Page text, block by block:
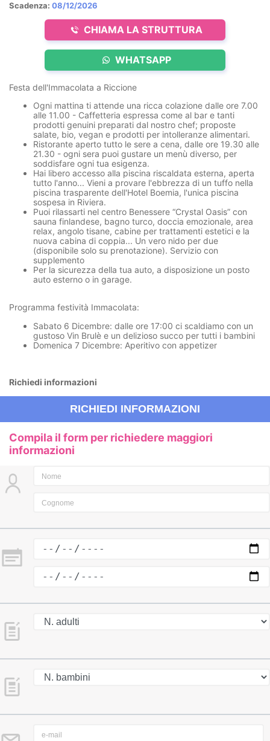
CHIAMA LA STRUTTURA
WHATSAPP
Scadenza: 08/12/2026
Festa dell'Immacolata a Riccione
Ogni mattina ti attende una ricca colazione dalle ore 7.00
alle 11.00 - Caffetteria espressa come al bar e tanti
prodotti genuini preparati dal nostro chef; proposte
salate, bio, vegan e prodotti per intolleranze alimentari.
Ristorante aperto tutto le sere a cena, dalle ore 19.30 alle
21.30 - ogni sera puoi gustare un menù diverso, per
soddisfare ogni tua esigenza.
Hai libero accesso alla piscina riscaldata esterna, aperta
tutto l'anno... Vieni a provare l'ebbrezza di un tuffo nella
piscina trasparente dell'Hotel Boemia, l'unica piscina
sospesa in Riviera.
Puoi rilassarti nel centro Benessere “Crystal Oasis” con
sauna finlandese, bagno turco, doccia emozionale, area
relax, angolo tisane, cabine per trattamenti estetici e la
nuova cabina di coppia... Un vero nido per due
(disponibile solo su prenotazione). Servizio con
supplemento
Per la sicurezza della tua auto, a disposizione un posto
auto esterno o in garage.
Programma festività Immacolata:
Sabato 6 Dicembre: dalle ore 17:00 ci scaldiamo con un
gustoso Vin Brulè e un delizioso succo per tutti i bambini
Domenica 7 Dicembre: Aperitivo con appetizer
Richiedi informazioni
RICHIEDI INFORMAZIONI
Compila il form per richiedere maggiori
informazioni